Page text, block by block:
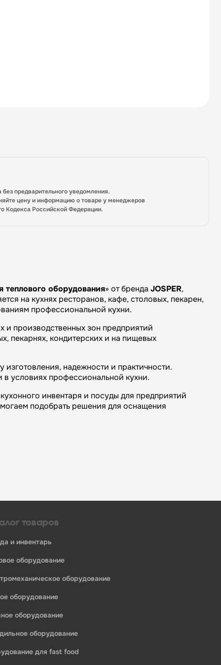
предварительного уведомления.
цену и информацию о товаре у менеджеров
Кодекса Российской Федерации.
теплового оборудования» от бренда JOSPER,
на кухнях ресторанов, кафе, столовых, пекарен,
профессиональной кухни.
и производственных зон предприятий
пекарнях, кондитерских и на пищевых
надежности и практичности.
в условиях профессиональной кухни.
инвентаря и посуды для предприятий
подобрать решения для оснащения
общественного питания:
товаров
и инвентарь
оборудование
оборудование
оборудование
оборудование
оборудование
для fast food